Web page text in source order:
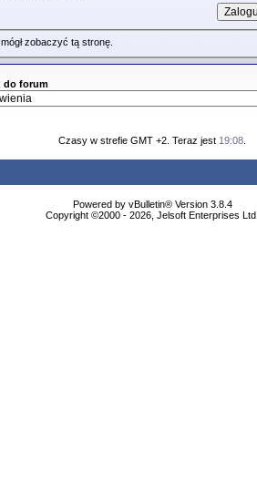
zobaczyć tą stronę.
do forum
Czasy w strefie GMT +2. Teraz jest 19:08
Powered by vBulletin® Version 3.8.4
Copyright ©2000 - 2026, Jelsoft Enterprises Ltd.